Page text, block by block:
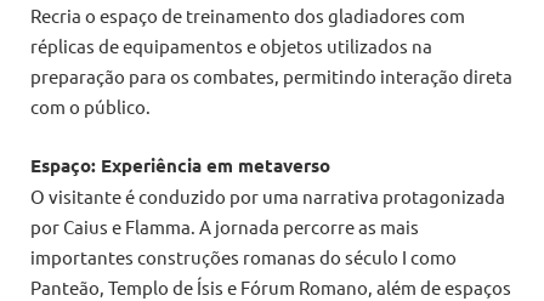
Recria o espaço de treinamento dos gladiadores com
réplicas de equipamentos e objetos utilizados na
preparação para os combates, permitindo interação direta
com o público.
Espaço: Experiência em metaverso
O visitante é conduzido por uma narrativa protagonizada
por Caius e Flamma. A jornada percorre as mais
importantes construções romanas do século I como
Panteão, Templo de Ísis e Fórum Romano, além de espaços